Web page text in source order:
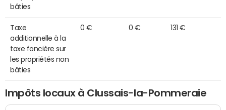
bâties
Taxe
additionnelle à la
taxe foncière sur
les propriétés non
bâties
0 € 0 € 131 €
Impôts locaux à Clussais-la-Pommeraie